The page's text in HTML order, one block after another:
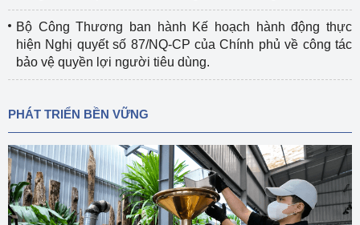
Bộ Công Thương ban hành Kế hoạch hành động thực
hiện Nghị quyết số 87/NQ-CP của Chính phủ về công tác
bảo vệ quyền lợi người tiêu dùng.
PHÁT TRIỂN BỀN VỮNG